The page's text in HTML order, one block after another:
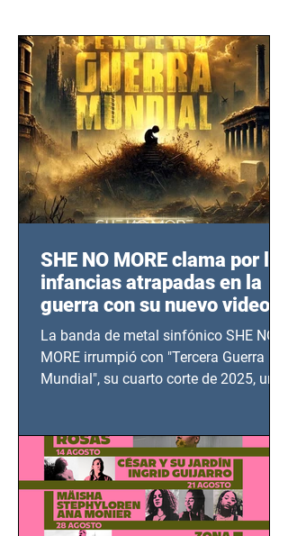
SHE NO MORE clama por las
infancias atrapadas en la
guerra con su nuevo video
TERCERA GUERRA
MUNDIAL
La banda de metal sinfónico SHE NO
MORE irrumpió con "Tercera Guerra
Mundial", su cuarto corte de 2025, un
bélicos.